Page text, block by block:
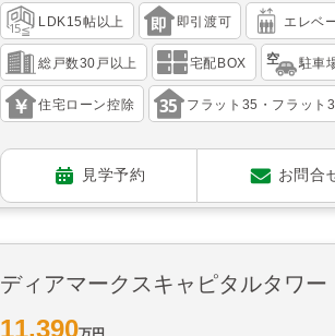
LDK15帖以上 即引渡可 エレベ
総戸数30戸以上 宅配BOX 駐車
住宅ローン控除 フラット35・フラット
見学予約 お問合
ディアマークスキャピタルタワー
11,390